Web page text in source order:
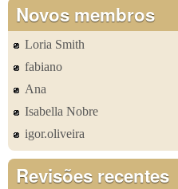
Novos membros
Loria Smith
fabiano
Ana
Isabella Nobre
igor.oliveira
Revisões recentes